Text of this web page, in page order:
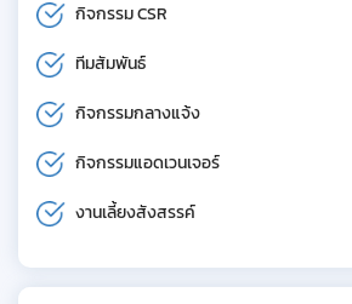
กิจกรรม CSR
ทีมสัมพันธ์
กิจกรรมกลางแจ้ง
กิจกรรมแอดเวนเจอร์
งานเลี้ยงสังสรรค์